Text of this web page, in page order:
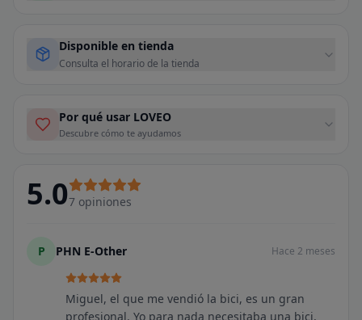
Disponible en tienda
Consulta el horario de la tienda
Por qué usar LOVEO
Descubre cómo te ayudamos
5.07 opiniones
P PHN E-Other Hace 2 meses
Miguel, el que me vendió la bici, es un gran
profesional. Yo para nada necesitaba una bici,